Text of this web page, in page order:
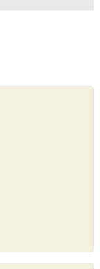
giảm đau mỏi
chắc và mềm mịn
mượt tự nhiên,
cực đỉnh.